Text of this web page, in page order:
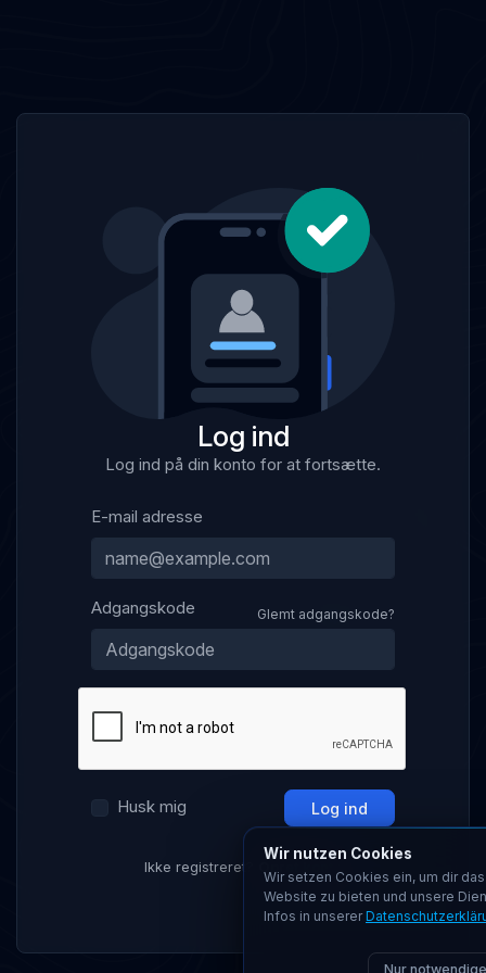
Log ind
Log ind på din konto for at fortsætte.
E-mail adresse
Adgangskode Glemt adgangskode?
Husk mig Log ind
Ikke registreret?
Wir nutzen Cookies
Wir setzen Cookies ein, um dir
Website zu bieten und unsere
Infos in unserer
Nur notwendige